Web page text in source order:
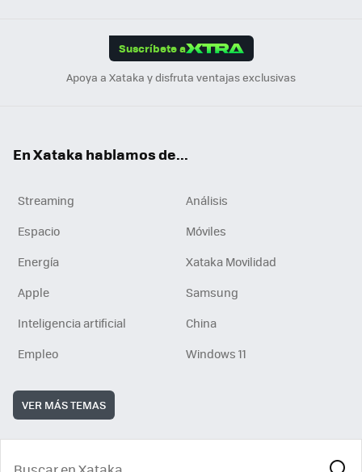
Suscríbete a
Apoya a Xataka y disfruta ventajas exclusivas
En Xataka hablamos de...
Streaming
Análisis
Espacio
Móviles
Energía
Xataka Movilidad
Apple
Samsung
Inteligencia artificial
China
Empleo
Windows 11
VER MÁS TEMAS